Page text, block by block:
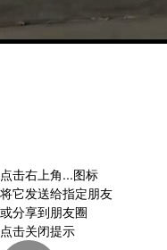
点击右上角...图标
将它发送给指定朋友
或分享到朋友圈
点击关闭提示